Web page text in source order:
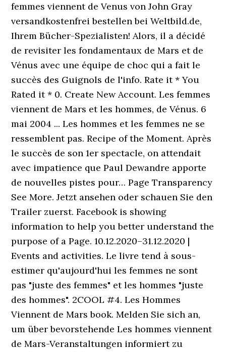
femmes viennent de Venus von John Gray
versandkostenfrei bestellen bei Weltbild.de,
Ihrem Bücher-Spezialisten! Alors, il a décidé
de revisiter les fondamentaux de Mars et de
Vénus avec une équipe de choc qui a fait le
succès des Guignols de l'info. Rate it * You
Rated it * 0. Create New Account. Les femmes
viennent de Mars et les hommes, de Vénus. 6
mai 2004 ... Les hommes et les femmes ne se
ressemblent pas. Recipe of the Moment. Après
le succès de son 1er spectacle, on attendait
avec impatience que Paul Dewandre apporte
de nouvelles pistes pour… Page Transparency
See More. Jetzt ansehen oder schauen Sie den
Trailer zuerst. Facebook is showing
information to help you better understand the
purpose of a Page. 10.12.2020–31.12.2020 |
Events and activities. Le livre tend à sous-
estimer qu'aujourd'hui les femmes ne sont
pas "juste des femmes" et les hommes "juste
des hommes". 2COOL #4. Les Hommes
Viennent de Mars book. Melden Sie sich an,
um über bevorstehende Les hommes viennent
de Mars-Veranstaltungen informiert zu